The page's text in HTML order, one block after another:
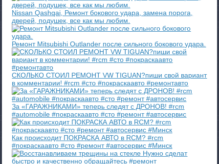
Nissan Qashqai, Ремонт бокового удара, замена порога,
дверей, подушек, все как мы любим.
Ремонт Mitsubishi Outlander после сильного бокового удара.
СКОЛЬКО СТОИЛ РЕМОНТ VW TIGUAN?пиши свой вариант
в комментарии! #rcm #сто #покраскаавто #ремонтавто
За «ГАРАЖНИКАМИ» теперь следят с ДРОНОВ! #rcm
#automobile #покраскаавто #сто #ремонт #автосервис
Как происходит ПОКРАСКА АВТО в RCM? #rcm
#покраскаавто #сто #ремонт #автосервис #Минск